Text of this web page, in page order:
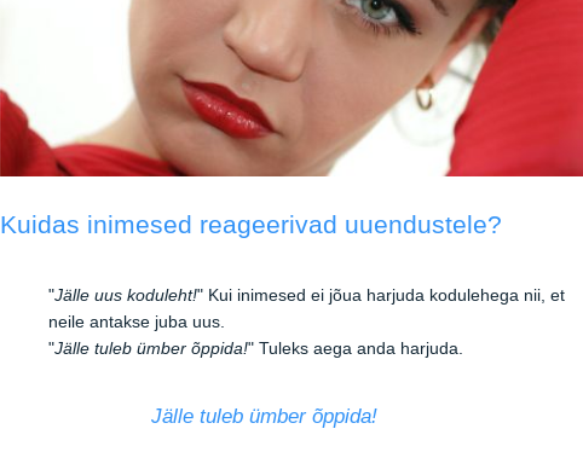
Kuidas inimesed reageerivad uuendustele?
"Jälle uus koduleht!" Kui inimesed ei jõua harjuda kodulehega nii, et
neile antakse juba uus.
"Jälle tuleb ümber õppida!" Tuleks aega anda harjuda.
Jälle tuleb ümber õppida!